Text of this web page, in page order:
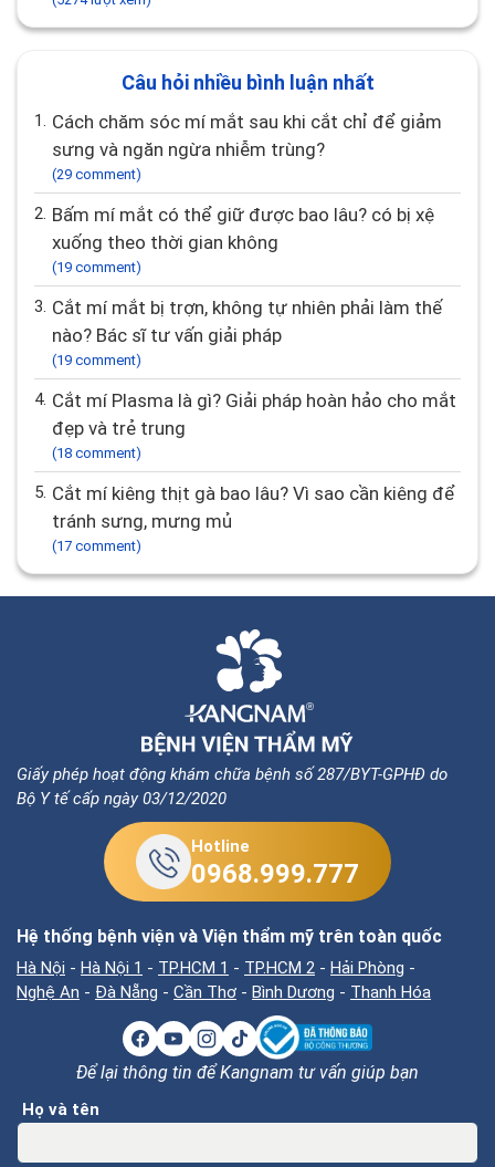
Câu hỏi nhiều bình luận nhất
1. Cách chăm sóc mí mắt sau khi cắt chỉ để giảm
sưng và ngăn ngừa nhiễm trùng?
(29 comment)
2. Bấm mí mắt có thể giữ được bao lâu? có bị xệ
xuống theo thời gian không
(19 comment)
3. Cắt mí mắt bị trợn, không tự nhiên phải làm thế
nào? Bác sĩ tư vấn giải pháp
(19 comment)
4. Cắt mí Plasma là gì? Giải pháp hoàn hảo cho mắt
đẹp và trẻ trung
(18 comment)
5. Cắt mí kiêng thịt gà bao lâu? Vì sao cần kiêng để
tránh sưng, mưng mủ
(17 comment)
Giấy phép hoạt động khám chữa bệnh số 287/BYT-GPHĐ do
Bộ Y tế cấp ngày 03/12/2020
Hotline
0968.999.777
Hệ thống bệnh viện và Viện thẩm mỹ trên toàn quốc
Hà Nội - Hà Nội 1 - TP.HCM 1 - TP.HCM 2 - Hải Phòng -
Nghệ An - Đà Nẵng - Cần Thơ - Bình Dương - Thanh Hóa
Để lại thông tin để Kangnam tư vấn giúp bạn
Họ và tên